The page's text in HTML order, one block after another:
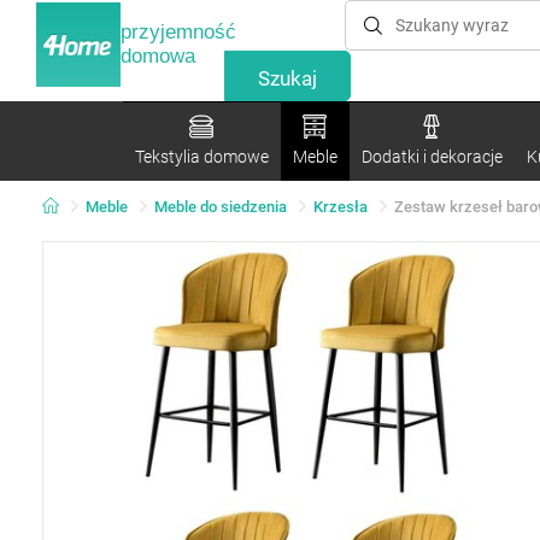
przyjemność
domowa
Tekstylia domowe Meble Dodatki i dekoracje
Meble Meble do siedzenia Krzesła Zestaw krzeseł